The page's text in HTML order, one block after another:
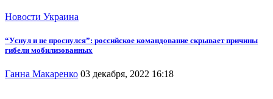
Новости Украина
“Уснул и не проснулся”: российское командование скрывает причины
гибели мобилизованных
Ганна Макаренко 03 декабря, 2022 16:18